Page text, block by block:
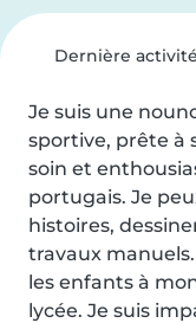
Dernière
Je suis une
sportive, prête à
soin et
portugais. Je
histoires,
travaux
les enfants à
lycée. Je suis